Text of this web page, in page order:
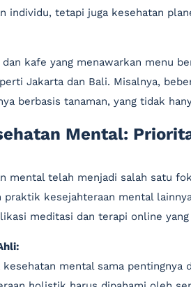
individu, tetapi juga kesehatan
dan kafe yang menawarkan menu
Jakarta dan Bali. Misalnya,
berbasis tanaman, yang tidak
Mental:
mental telah menjadi salah satu
praktik kesejahteraan mental
meditasi dan terapi online
kesehatan mental sama pentingnya